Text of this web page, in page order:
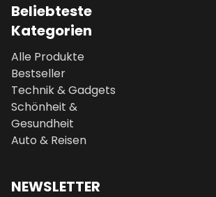
Beliebteste
Kategorien
Alle Produkte
Bestseller
Technik & Gadgets
Schönheit &
Gesundheit
Auto & Reisen
NEWSLETTER